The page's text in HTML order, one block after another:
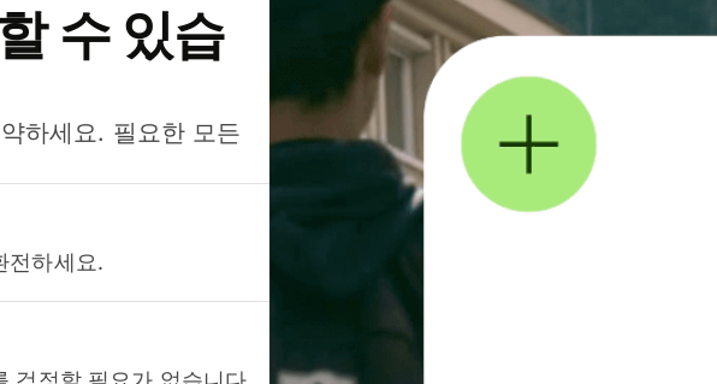
수 있습
하세요. 필요한 모든
전하세요.